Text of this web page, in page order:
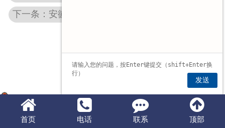
下一条：安徽LK16系列主令控制器
首页 电话 联系 顶部
发送
豫公网安备 41072802000744号